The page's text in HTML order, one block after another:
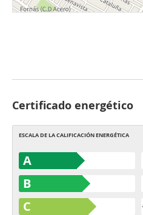
Certificado energético
ESCALA DE LA CALIFICACIÓN ENERGÉTICA
A
B
C